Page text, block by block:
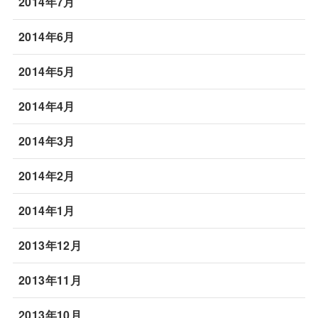
2014年6月
2014年5月
2014年4月
2014年3月
2014年2月
2014年1月
2013年12月
2013年11月